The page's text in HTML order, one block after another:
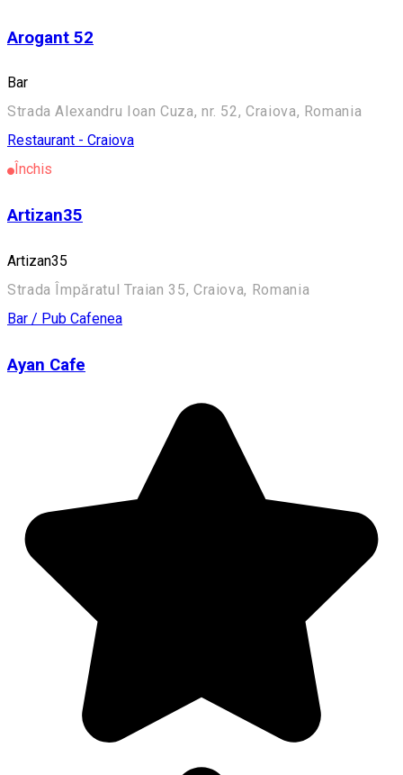
Arogant 52
Bar
Strada Alexandru Ioan Cuza, nr. 52, Craiova, Romania
Restaurant - Craiova
Închis
Artizan35
Artizan35
Strada Împăratul Traian 35, Craiova, Romania
Bar / Pub Cafenea
Ayan Cafe